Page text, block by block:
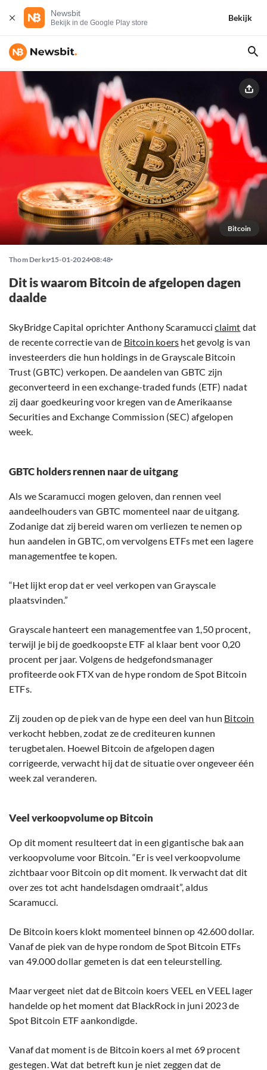
Newsbit
Bekijk in de Google Play store
Bekijk
Bitcoin
Thom Derks 15-01-2024 08:48
Dit is waarom Bitcoin de afgelopen dagen
daalde
SkyBridge Capital oprichter Anthony Scaramucciclaimt dat
de recente correctie van de Bitcoin koers het gevolg is van
investeerders die hun holdings in de Grayscale Bitcoin
Trust (GBTC) verkopen. De aandelen van GBTC zijn
geconverteerd in een exchange-traded funds (ETF) nadat
zij daar goedkeuring voor kregen van de Amerikaanse
Securities and Exchange Commission (SEC) afgelopen
week.
GBTC holders rennen naar de uitgang
Als we Scaramucci mogen geloven, dan rennen veel
aandeelhouders van GBTC momenteel naar de uitgang.
Zodanige dat zij bereid waren om verliezen te nemen op
hun aandelen in GBTC, om vervolgens ETFs met een lagere
managementfee te kopen.
“Het lijkt erop dat er veel verkopen van Grayscale
plaatsvinden.”
Grayscale hanteert een managementfee van 1,50 procent,
terwijl je bij de goedkoopste ETF al klaar bent voor 0,20
procent per jaar. Volgens de hedgefondsmanager
profiteerde ook FTX van de hype rondom de Spot Bitcoin
ETFs.
Zij zouden op de piek van de hype een deel van hun Bitcoin
verkocht hebben, zodat ze de crediteuren kunnen
terugbetalen. Hoewel Bitcoin de afgelopen dagen
corrigeerde, verwacht hij dat de situatie over ongeveer één
week zal veranderen.
Veel verkoopvolume op Bitcoin
Op dit moment resulteert dat in een gigantische bak aan
verkoopvolume voor Bitcoin. “Er is veel verkoopvolume
zichtbaar voor Bitcoin op dit moment. Ik verwacht dat dit
over zes tot acht handelsdagen omdraait”, aldus
Scaramucci.
De Bitcoin koers klokt momenteel binnen op 42.600 dollar.
Vanaf de piek van de hype rondom de Spot Bitcoin ETFs
van 49.000 dollar gemeten is dat een teleurstelling.
Maar vergeet niet dat de Bitcoin koers VEEL en VEEL lager
handelde op het moment dat BlackRock in juni 2023 de
Spot Bitcoin ETF aankondigde.
Vanaf dat moment is de Bitcoin koers al met 69 procent
gestegen. Wat dat betreft kun je niet zeggen dat de